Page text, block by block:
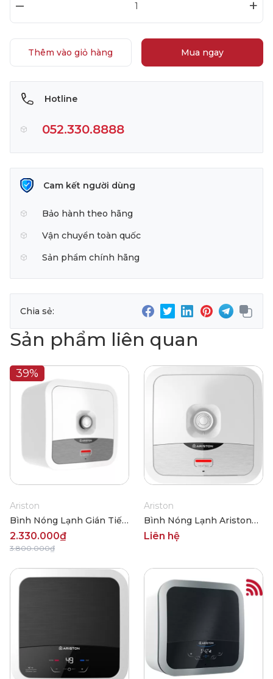
– +
Thêm vào giỏ hàng Mua ngay
Hotline
052.330.8888
Cam kết người dùng
Bảo hành theo hãng
Vận chuyển toàn quốc
Sản phẩm chính hãng
Chia sẻ:
Sản phẩm liên quan
39%
Ariston
Bình Nóng Lạnh Gián Tiếp
Ariston Andris2 R 15 Lít
2.330.000₫
3.800.000₫
Ariston
Bình Nóng Lạnh Ariston
An2 15B 2.5FE
Liên hệ